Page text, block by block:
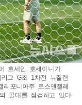
호세인 호세이니가
그 G조 1차전 뉴질랜
포니아주 로스앤젤레
골대를 점검하고 있다.